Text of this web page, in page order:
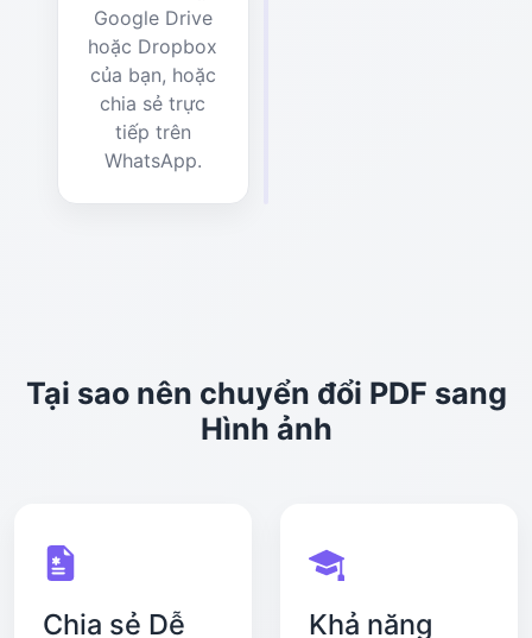
Google Drive
hoặc Dropbox
của bạn, hoặc
chia sẻ trực
tiếp trên
WhatsApp.
Tại sao nên chuyển đổi PDF sang
Hình ảnh
Chia sẻ Dễ Khả năng